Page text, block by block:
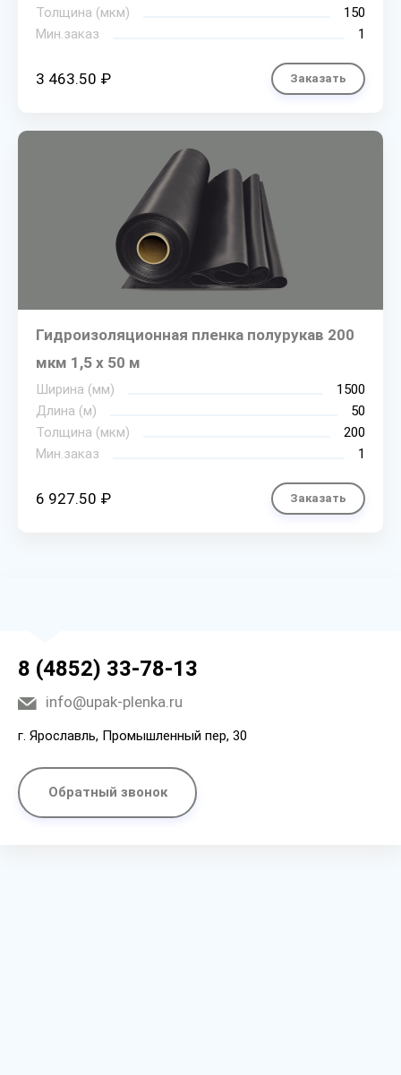
Толщина (мкм)
150
Мин.заказ
1
3 463.50 ₽ Заказать
Гидроизоляционная пленка полурукав 200
мкм 1,5 х 50 м
Ширина (мм)
1500
Длина (м)
50
Толщина (мкм)
200
Мин.заказ
1
6 927.50 ₽ Заказать
8 (4852) 33-78-13
info@upak-plenka.ru
г. Ярославль, Промышленный пер, 30
Обратный звонок